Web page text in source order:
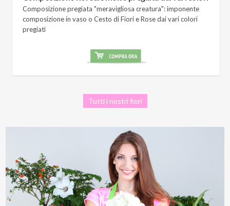
Composizione pregiata "meravigliosa creatura": imponente
composizione in vaso o Cesto di Fiori e Rose dai vari colori
pregiati
Tutti i nostri fiori